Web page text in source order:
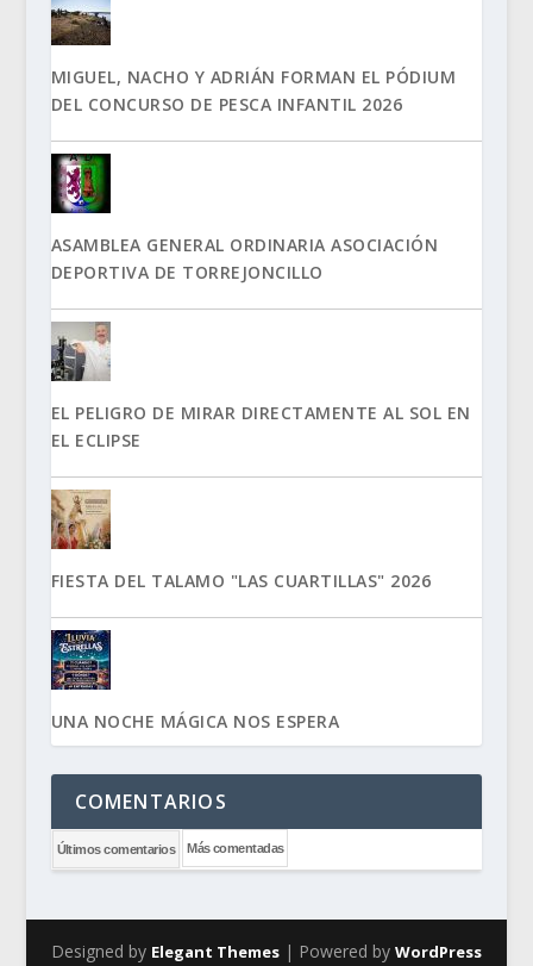
MIGUEL, NACHO Y ADRIÁN FORMAN EL PÓDIUM
DEL CONCURSO DE PESCA INFANTIL 2026
ASAMBLEA GENERAL ORDINARIA ASOCIACIÓN
DEPORTIVA DE TORREJONCILLO
EL PELIGRO DE MIRAR DIRECTAMENTE AL SOL EN
EL ECLIPSE
FIESTA DEL TALAMO "LAS CUARTILLAS" 2026
UNA NOCHE MÁGICA NOS ESPERA
COMENTARIOS
Últimos comentarios Más comentadas
Designed by Elegant Themes| Powered by WordPress